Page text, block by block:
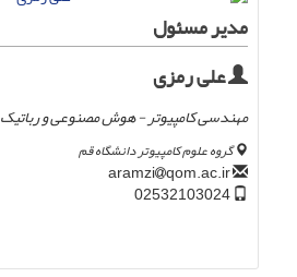
مدیر مسئول
علی رمزی
مهندسی کامپیوتر - هوش مصنوعی و رباتیک
گروه علوم کامپیوتر دانشگاه قم
qom.ac.ir